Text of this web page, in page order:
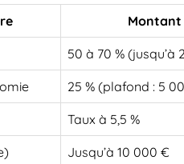
50 à 70 % (jusqu’à
25 % (plafond : 5
Taux à 5,5 %
Jusqu’à 10 000 €